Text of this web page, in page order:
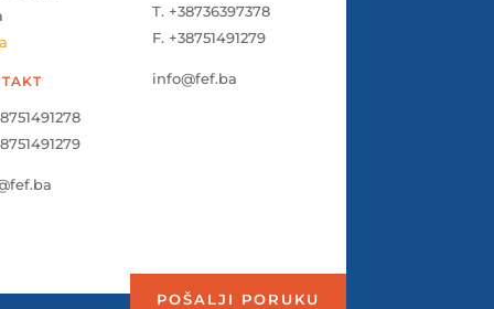
T. +38736397378
F. +38751491279
info@fef.ba
POŠALJI PORUKU